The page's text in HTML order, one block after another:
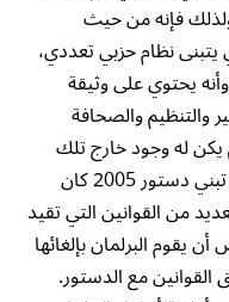
فإنه من حيث
نظام حزبي تعددي،
يحتوي على وثيقة
والتنظيم والصحافة
يكن له وجود خارج تلك
النصوص الدستورية. عند تبني دستور 2005 كان
من القوانين التي تقيد
يقوم البرلمان بإلغائها
القوانين مع الدستور.